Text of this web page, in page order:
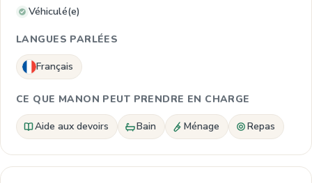
Véhiculé(e)
LANGUES PARLÉES
Français
CE QUE MANON PEUT PRENDRE EN CHARGE
Aide aux devoirs Bain Ménage Repas